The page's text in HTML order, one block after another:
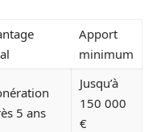
Apport
minimum
5 ans
Jusqu’à
150 000
€